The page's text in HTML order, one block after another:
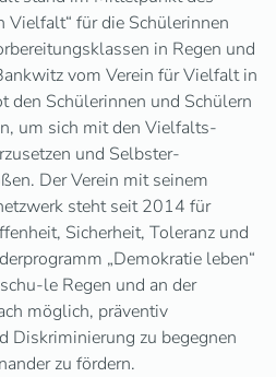
für die Schülerinnen
in Regen und
vom Verein für Vielfalt in
den Schülerinnen und Schülern
um sich mit den Vielfalts-
und Selbster-
Der Verein mit seinem
steht seit 2014 für
Sicherheit, Toleranz und
„Demokratie leben“
le Regen und an der
möglich, präventiv
Diskriminierung zu begegnen
zu fördern.